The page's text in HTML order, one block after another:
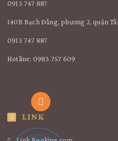
0913 747 887
140B Bạch Đằng, phương 2, quận
0913 747 887
Hotline: 0983 757 609
LINK